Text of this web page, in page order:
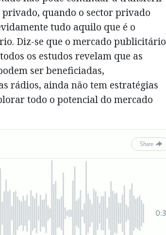
quando o sector privado
tudo aquilo que é o
Diz-se que o mercado publicitário
os estudos revelam que as
ser beneficiadas,
rádios, ainda não tem estratégias
todo o potencial do mercado